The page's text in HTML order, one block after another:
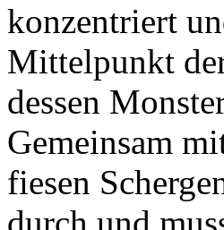
konzentriert
Mittelpunkt
dessen
Gemeinsam
fiesen
durch und